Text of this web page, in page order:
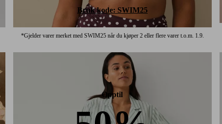
Bruk kode: SWIM25
*Gjelder varer merket med SWIM25 når du kjøper 2 eller flere varer t.o.m. 1.9.
Opptil